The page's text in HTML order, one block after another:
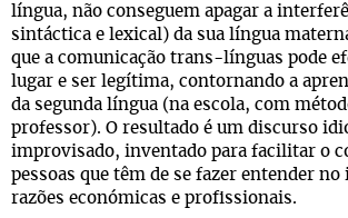
língua, não conseguem apagar a
sintáctica e lexical) da sua língua
que a comunicação trans-línguas pode
lugar e ser legítima, contornando a
da segunda língua (na escola, com
professor). O resultado é um discurso
improvisado, inventado para facilitar o
pessoas que têm de se fazer entender
razões económicas e profissionais.